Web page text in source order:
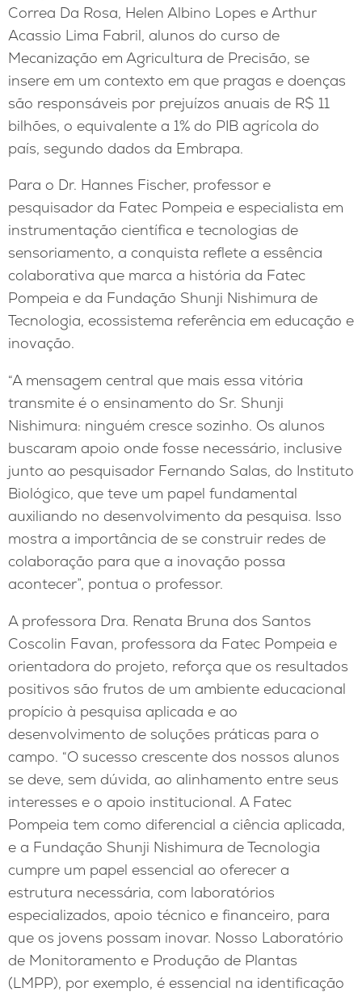
Correa Da Rosa, Helen Albino Lopes e Arthur
Acassio Lima Fabril, alunos do curso de
Mecanização em Agricultura de Precisão, se
insere em um contexto em que pragas e doenças
são responsáveis por prejuízos anuais de R$ 11
bilhões, o equivalente a 1% do PIB agrícola do
país, segundo dados da Embrapa.
Para o Dr. Hannes Fischer, professor e
pesquisador da Fatec Pompeia e especialista em
instrumentação científica e tecnologias de
sensoriamento, a conquista reflete a essência
colaborativa que marca a história da Fatec
Pompeia e da Fundação Shunji Nishimura de
Tecnologia, ecossistema referência em educação e
inovação.
“A mensagem central que mais essa vitória
transmite é o ensinamento do Sr. Shunji
Nishimura: ninguém cresce sozinho. Os alunos
buscaram apoio onde fosse necessário, inclusive
junto ao pesquisador Fernando Salas, do Instituto
Biológico, que teve um papel fundamental
auxiliando no desenvolvimento da pesquisa. Isso
mostra a importância de se construir redes de
colaboração para que a inovação possa
acontecer”, pontua o professor.
A professora Dra. Renata Bruna dos Santos
Coscolin Favan, professora da Fatec Pompeia e
orientadora do projeto, reforça que os resultados
positivos são frutos de um ambiente educacional
propício à pesquisa aplicada e ao
desenvolvimento de soluções práticas para o
campo. “O sucesso crescente dos nossos alunos
se deve, sem dúvida, ao alinhamento entre seus
interesses e o apoio institucional. A Fatec
Pompeia tem como diferencial a ciência aplicada,
e a Fundação Shunji Nishimura de Tecnologia
cumpre um papel essencial ao oferecer a
estrutura necessária, com laboratórios
especializados, apoio técnico e financeiro, para
que os jovens possam inovar. Nosso Laboratório
de Monitoramento e Produção de Plantas
(LMPP), por exemplo, é essencial na identificação